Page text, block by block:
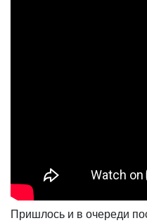
Пришлось и в очереди